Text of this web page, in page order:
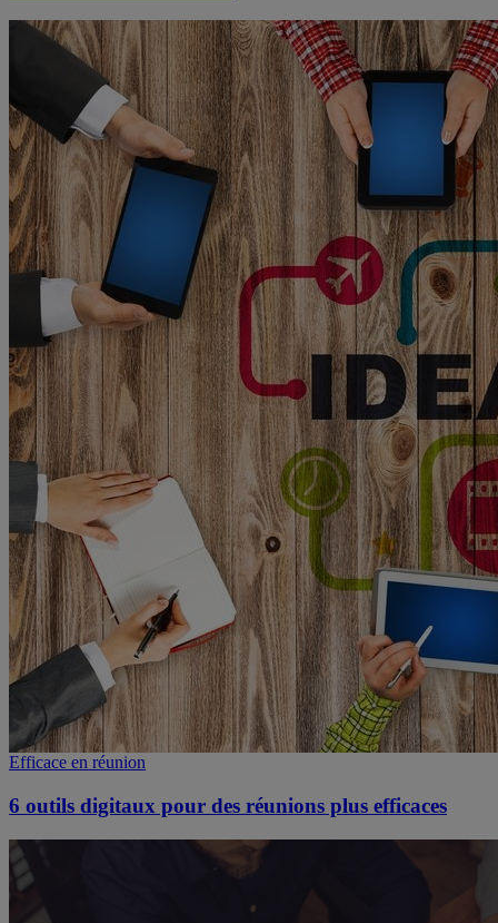
Efficace en réunion
6 outils digitaux pour des réunions plus efficaces